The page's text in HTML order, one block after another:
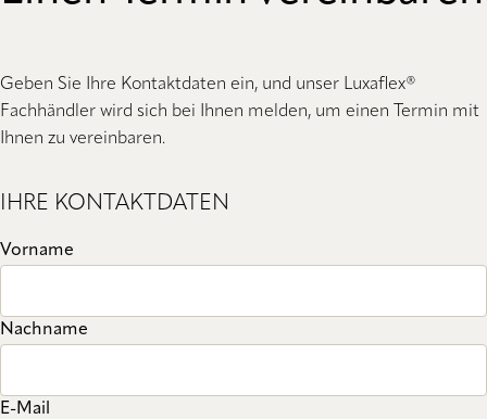
Geben Sie Ihre Kontaktdaten ein, und unser Luxaflex®
Fachhändler wird sich bei Ihnen melden, um einen Termin mit
Ihnen zu vereinbaren.
IHRE KONTAKTDATEN
Vorname
Nachname
E-Mail